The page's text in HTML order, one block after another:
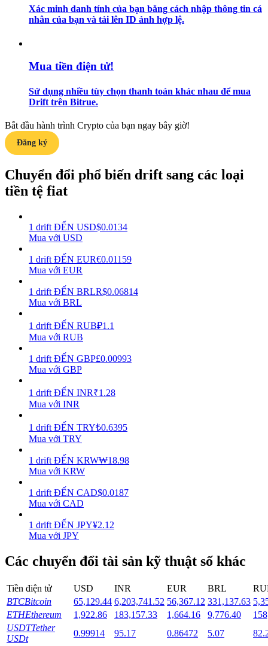
Chiến lược giao dịch
Earn
Power Piggy
Làm cho tài sản của bạn tăng giá trị đều đặn
Staking
Lợi nhuận cao và truy cập ngay lập tức
Launchpool
Đặt cọc linh hoạt để kiếm được các token phổ biến.
Xác minh danh tính của bạn bằng cách nhập thông tin cá
nhân của bạn và tải lên ID ảnh hợp lệ.
Mua tiền điện tử!
Sử dụng nhiều tùy chọn thanh toán khác nhau để mua
Drift trên Bitrue.
Bắt đầu hành trình Crypto của bạn ngay bây giờ!
Đăng ký
Chuyển đổi phổ biến drift sang các loại
tiền tệ fiat
1 drift ĐẾN USD$0.0134
Mua với USD
1 drift ĐẾN EUR€0.01159
Mua với EUR
1 drift ĐẾN BRLR$0.06814
Mua với BRL
1 drift ĐẾN RUB₽1.1
Mua với RUB
1 drift ĐẾN GBP£0.00993
Mua với GBP
1 drift ĐẾN INR₹1.28
Mua với INR
1 drift ĐẾN TRY₺0.6395
Mua với TRY
1 drift ĐẾN KRW₩18.98
Mua với KRW
1 drift ĐẾN CAD$0.0187
Mua với CAD
1 drift ĐẾN JPY¥2.12
Mua với JPY
Các chuyển đổi tài sản kỹ thuật số khác
Tiền điện tử USD INR EUR BRL
BTCBitcoin 65,129.44 6,203,741.52 56,367.12 331,137.63
ETHEthereum 1,922.86 183,157.33 1,664.16 9,776.40
USDTTether
USDt
0.99914 95.17 0.86472 5.07